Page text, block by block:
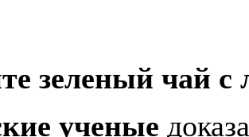
зеленый чай
ученые